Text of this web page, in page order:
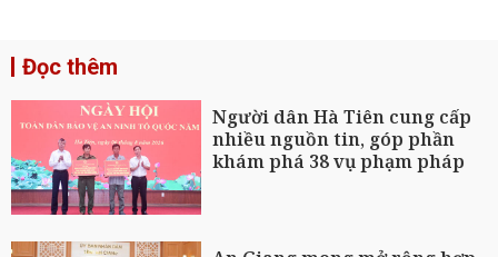
Đọc thêm
Người dân Hà Tiên cung cấp
nhiều nguồn tin, góp phần
khám phá 38 vụ phạm pháp